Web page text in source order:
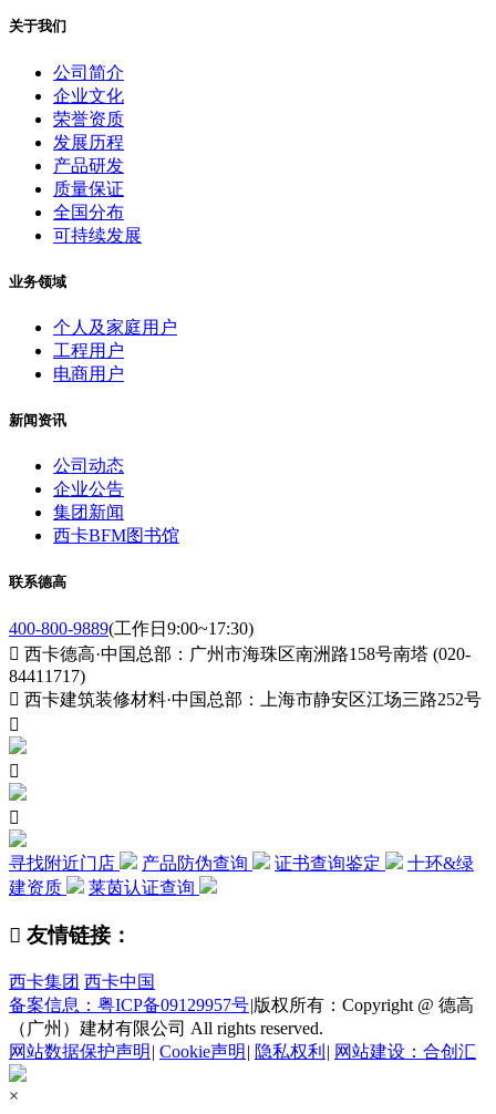
关于我们
公司简介
企业文化
荣誉资质
发展历程
产品研发
质量保证
全国分布
可持续发展
业务领域
个人及家庭用户
工程用户
电商用户
新闻资讯
公司动态
企业公告
集团新闻
西卡BFM图书馆
联系德高
400-800-9889(工作日9:00~17:30)
 西卡德高·中国总部：广州市海珠区南洲路158号南塔 (020-
84411717)
 西卡建筑装修材料·中国总部：上海市静安区江场三路252号



寻找附近门店 产品防伪查询 证书查询鉴定
十环&绿
建资质
莱茵认证查询
 友情链接：
西卡集团 西卡中国
备案信息：粤ICP备09129957号|版权所有：Copyright @ 德高
（广州）建材有限公司 All rights reserved.
网站数据保护声明 | Cookie声明 | 隐私权利 | 网站建设：合创汇
×